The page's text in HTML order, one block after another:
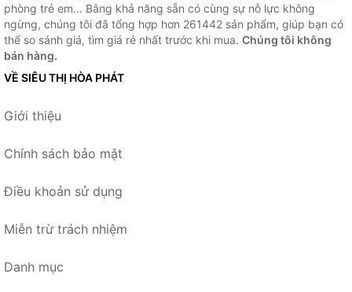
phòng trẻ em... Bằng khả năng sẵn có cùng sự nỗ lực không
ngừng, chúng tôi đã tổng hợp hơn 261442 sản phẩm, giúp bạn có
thể so sánh giá, tìm giá rẻ nhất trước khi mua. Chúng tôi không
bán hàng.
VỀ SIÊU THỊ HÒA PHÁT
Giới thiệu
Chính sách bảo mật
Điều khoản sử dụng
Miễn trừ trách nhiệm
Danh mục